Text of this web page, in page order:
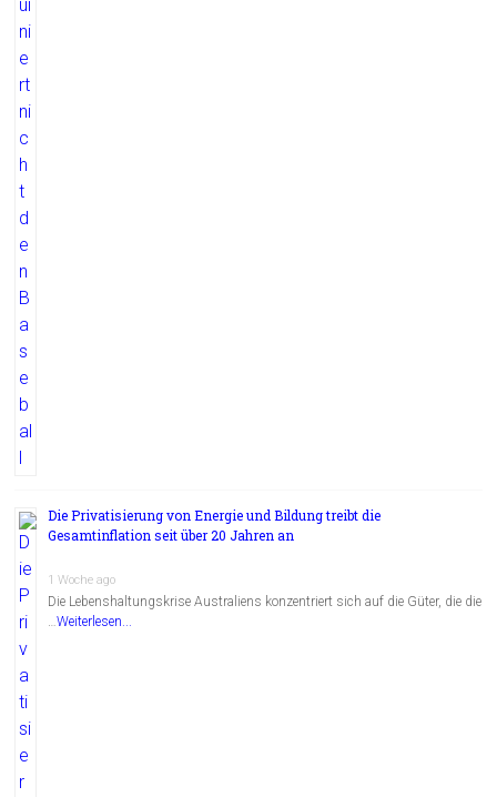
Die Privatisierung von Energie und Bildung treibt die
Gesamtinflation seit über 20 Jahren an
1 Woche ago
Die Lebenshaltungskrise Australiens konzentriert sich auf die Güter, die die
…Weiterlesen...